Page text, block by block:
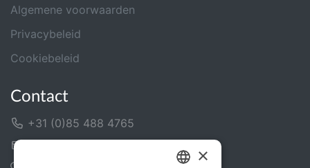
Algemene voorwaarden
Privacybeleid
Cookiebeleid
Contact
+31 (0)85 488 4765
×